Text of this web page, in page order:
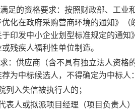
足的资格要求： 按照财政部、工业
化在政府采购营商环境的通知》（
印发中小企业划型标准规定的通
残疾人福利性单位制造。
：供应商（含不具有独立法人资
为中标候选人，不得确定为中标人
列入失信被执行人的；
表人或拟派项目经理（项目负责人